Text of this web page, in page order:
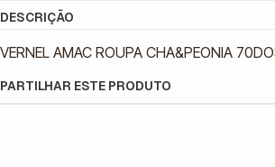
DESCRIÇÃO
VERNEL AMAC ROUPA CHA&PEONIA
PARTILHAR ESTE PRODUTO